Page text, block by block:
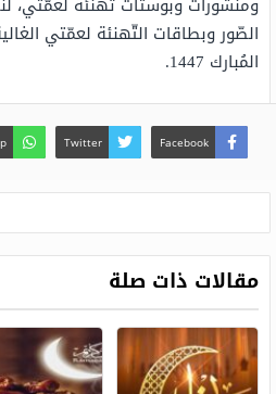
الصّور وبطاقات التّهنئة لعمّتي
المُبارك 1447.
Facebook
Twitter
مقالات ذات صلة